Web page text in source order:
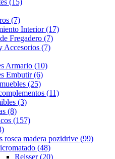
(15)
(7)
Interior (17)
Fregadero (7)
Accesorios (7)
Armario (10)
Embutir (6)
(25)
(11)
(3)
(8)
(157)
rosca madera pozidrive (99)
(48)
Reisser (20)